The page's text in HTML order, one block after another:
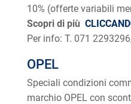
10% (offerte variabili
Scopri di più
Per info: T. 071
OPEL
Speciali condizioni
marchio OPEL con